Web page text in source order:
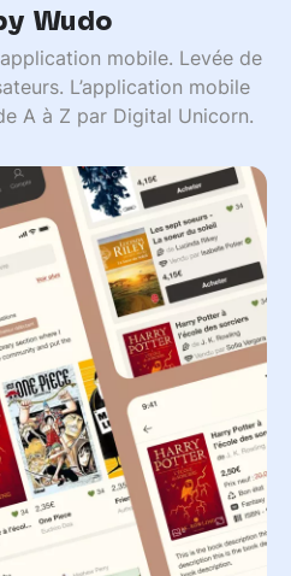
Wudo
mobile. Levée de
L’application mobile
A à Z par Digital Unicorn.